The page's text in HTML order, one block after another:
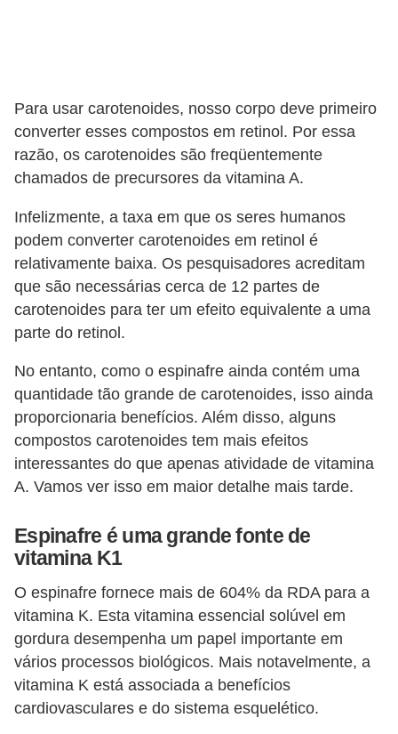
Para usar carotenoides, nosso corpo deve primeiro
converter esses compostos em retinol. Por essa
razão, os carotenoides são freqüentemente
chamados de precursores da vitamina A.
Infelizmente, a taxa em que os seres humanos
podem converter carotenoides em retinol é
relativamente baixa. Os pesquisadores acreditam
que são necessárias cerca de 12 partes de
carotenoides para ter um efeito equivalente a uma
parte do retinol.
No entanto, como o espinafre ainda contém uma
quantidade tão grande de carotenoides, isso ainda
proporcionaria benefícios. Além disso, alguns
compostos carotenoides tem mais efeitos
interessantes do que apenas atividade de vitamina
A. Vamos ver isso em maior detalhe mais tarde.
Espinafre é uma grande fonte de
vitamina K1
O espinafre fornece mais de 604% da RDA para a
vitamina K. Esta vitamina essencial solúvel em
gordura desempenha um papel importante em
vários processos biológicos. Mais notavelmente, a
vitamina K está associada a benefícios
cardiovasculares e do sistema esquelético.